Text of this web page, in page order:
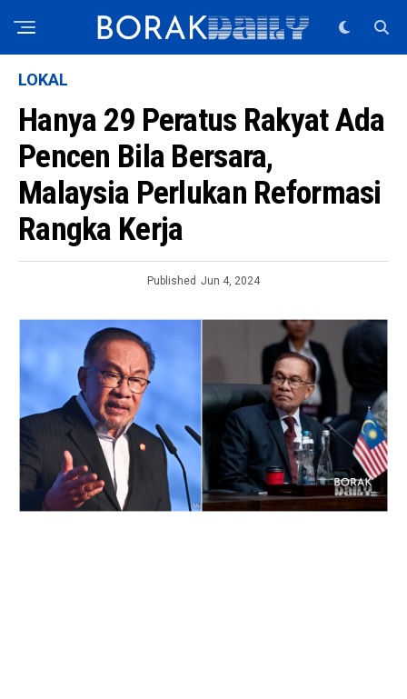
LOKAL
Hanya 29 Peratus Rakyat Ada
Pencen Bila Bersara,
Malaysia Perlukan Reformasi
Rangka Kerja
Published Jun 4, 2024